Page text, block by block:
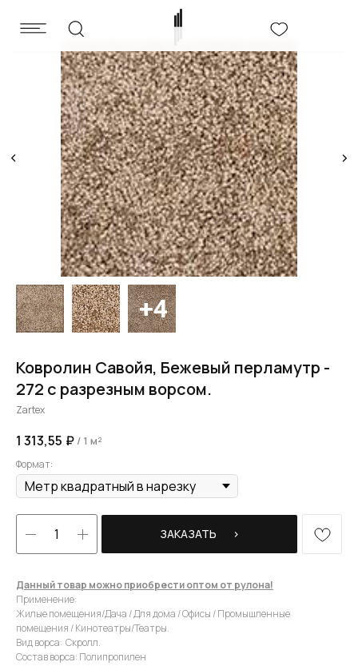
Ковролин Савойя, Бежевый перламутр -
272 с разрезным ворсом.
Zartex
1 313,55 ₽ / 1 м²
Формат:
ЗАКАЗАТЬ⠀⠀›
Данный товар можно приобрести оптом от рулона!
Применение:
Жилые помещения/Дача / Для дома / Офисы / Промышленные
помещения / Кинотеатры/Театры.
Вид ворса: Скролл.
Состав ворса: Полипропилен